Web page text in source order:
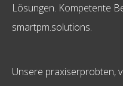
Lösungen. Kompetente
smartpm.solutions.
Unsere praxiserprobten,